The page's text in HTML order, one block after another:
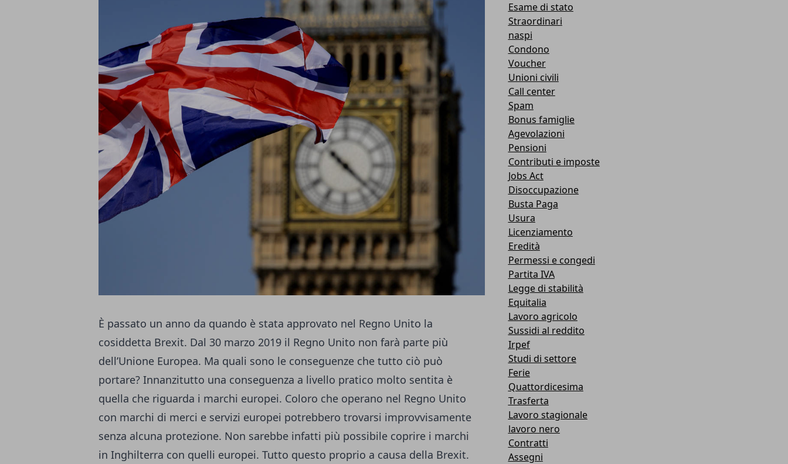
È passato un anno da quando è stata approvato nel Regno Unito la
cosiddetta Brexit. Dal 30 marzo 2019 il Regno Unito non farà parte più
dell’Unione Europea. Ma quali sono le conseguenze che tutto ciò può
portare? Innanzitutto una conseguenza a livello pratico molto sentita è
quella che riguarda i marchi europei. Coloro che operano nel Regno Unito
con marchi di merci e servizi europei potrebbero trovarsi improvvisamente
senza alcuna protezione. Non sarebbe infatti più possibile coprire i marchi
in Inghilterra con quelli europei. Tutto questo proprio a causa della Brexit.
Esame di stato
Straordinari
naspi
Condono
Voucher
Unioni civili
Call center
Spam
Bonus famiglie
Agevolazioni
Pensioni
Contributi e imposte
Jobs Act
Disoccupazione
Busta Paga
Usura
Licenziamento
Eredità
Permessi e congedi
Partita IVA
Legge di stabilità
Equitalia
Lavoro agricolo
Sussidi al reddito
Irpef
Studi di settore
Ferie
Quattordicesima
Trasferta
Lavoro stagionale
lavoro nero
Contratti
Assegni